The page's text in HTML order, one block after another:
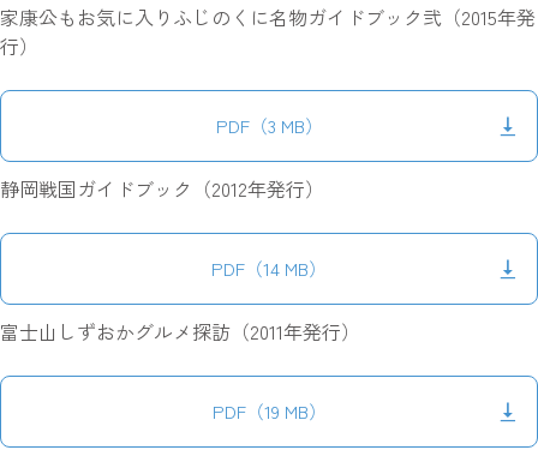
家康公もお気に入りふじのくに名物ガイドブック弐（2015年発
行）
PDF（3 MB）
静岡戦国ガイドブック（2012年発行）
PDF（14 MB）
富士山しずおかグルメ探訪（2011年発行）
PDF（19 MB）